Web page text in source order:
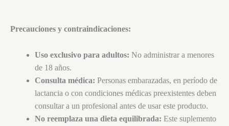
Precauciones y contraindicaciones:
Uso exclusivo para adultos: No administrar a menores
de 18 años.
Consulta médica: Personas embarazadas, en período de
lactancia o con condiciones médicas preexistentes deben
consultar a un profesional antes de usar este producto.
No reemplaza una dieta equilibrada: Este suplemento